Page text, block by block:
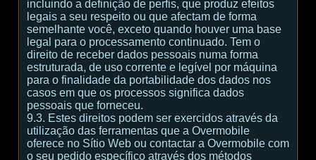
incluindo a definição de perfis, que produz efeitos
legais a seu respeito ou que afectam de forma
semelhante você, exceto quando houver uma base
legal para o processamento continuado. Tem o
direito de receber dados pessoais numa forma
estruturada, de uso corrente e legível por máquina
para o finalidade da portabilidade dos dados nos
casos em que os processos significa dados
pessoais que forneceu.
9.3. Estes direitos podem ser exercidos através da
utilização das ferramentas que a Overmobile
oferece no Sítio Web ou contactar a Overmobile com
o seu pedido específico através dos métodos